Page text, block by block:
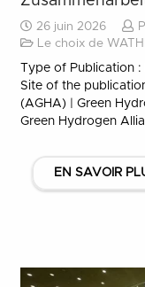
26 juin 2026
Le choix de WATHI
Type of Publication
Site of the
(AGHA) | Green
Green Hydrogen
EN SAVOIR